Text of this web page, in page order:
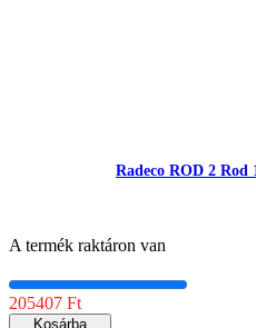
Radeco ROD 2 Rod
A termék raktáron van
205407 Ft
Kosárba